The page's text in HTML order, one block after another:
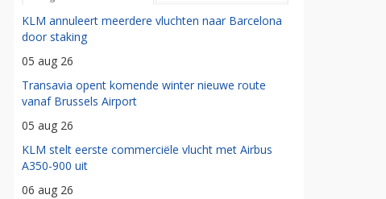
KLM annuleert meerdere vluchten naar Barcelona
door staking
05 aug 26
Transavia opent komende winter nieuwe route
vanaf Brussels Airport
05 aug 26
KLM stelt eerste commerciële vlucht met Airbus
A350-900 uit
06 aug 26